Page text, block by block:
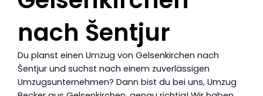
nach Šentjur
Du planst einen Umzug von Gelsenkirchen nach
Šentjur und suchst nach einem zuverlässigen
Umzugsunternehmen? Dann bist du bei uns, Umzug